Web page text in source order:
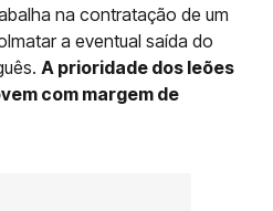
na contratação de um
a eventual saída do
A prioridade dos leões
com margem de